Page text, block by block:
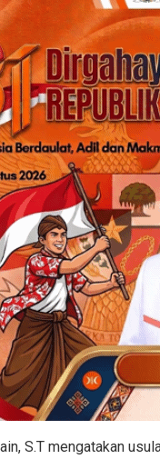
S.T mengatakan